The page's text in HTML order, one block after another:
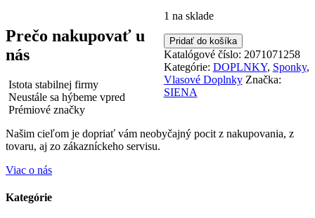
1 na sklade
množstvo
SIENA
Dievčenská
Elegantná
Sponka
207107125-
8
Pridať do košíka
Katalógové číslo: 2071071258
Kategórie: DOPLNKY, Sponky,
Vlasové Doplnky Značka:
SIENA
Prečo nakupovať u
nás
Istota stabilnej firmy
Neustále sa hýbeme vpred
Prémiové značky
Našim cieľom je dopriať vám neobyčajný pocit z nakupovania, z
tovaru, aj zo zákazníckeho servisu.
Viac o nás
Kategórie